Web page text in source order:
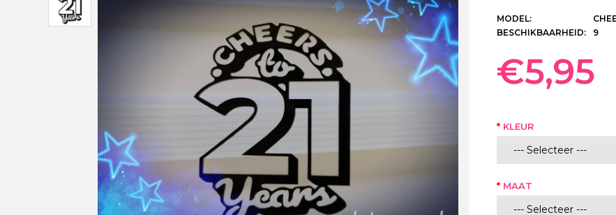
MODEL:
BESCHIKBAARHEID:
9
€5,95
KLEUR
MAAT